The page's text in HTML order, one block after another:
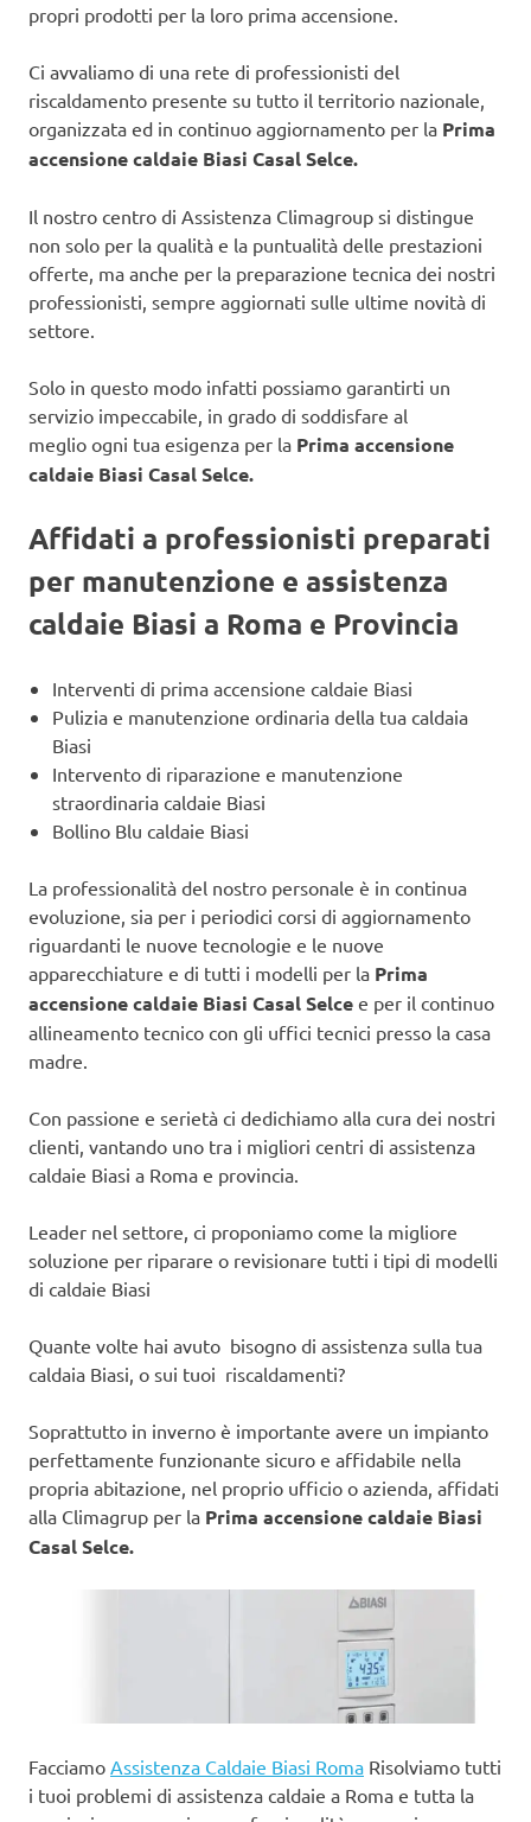
propri prodotti per la loro prima accensione.
Ci avvaliamo di una rete di professionisti del
riscaldamento presente su tutto il territorio nazionale,
organizzata ed in continuo aggiornamento per la Prima
accensione caldaie Biasi Casal Selce.
Il nostro centro di Assistenza Climagroup si distingue
non solo per la qualità e la puntualità delle prestazioni
offerte, ma anche per la preparazione tecnica dei nostri
professionisti, sempre aggiornati sulle ultime novità di
settore.
Solo in questo modo infatti possiamo garantirti un
servizio impeccabile, in grado di soddisfare al
meglio ogni tua esigenza per la Prima accensione
caldaie Biasi Casal Selce.
Affidati a professionisti preparati
per manutenzione e assistenza
caldaie Biasi a Roma e Provincia
Interventi di prima accensione caldaie Biasi
Pulizia e manutenzione ordinaria della tua caldaia
Biasi
Intervento di riparazione e manutenzione
straordinaria caldaie Biasi
Bollino Blu caldaie Biasi
La professionalità del nostro personale è in continua
evoluzione, sia per i periodici corsi di aggiornamento
riguardanti le nuove tecnologie e le nuove
apparecchiature e di tutti i modelli per la Prima
accensione caldaie Biasi Casal Selce e per il continuo
allineamento tecnico con gli uffici tecnici presso la casa
madre.
Con passione e serietà ci dedichiamo alla cura dei nostri
clienti, vantando uno tra i migliori centri di assistenza
caldaie Biasi a Roma e provincia.
Leader nel settore, ci proponiamo come la migliore
soluzione per riparare o revisionare tutti i tipi di modelli
di caldaie Biasi
Quante volte hai avuto bisogno di assistenza sulla tua
caldaia Biasi, o sui tuoi riscaldamenti?
Soprattutto in inverno è importante avere un impianto
perfettamente funzionante sicuro e affidabile nella
propria abitazione, nel proprio ufficio o azienda, affidati
alla Climagrup per la Prima accensione caldaie Biasi
Casal Selce.
Facciamo Assistenza Caldaie Biasi Roma Risolviamo tutti
i tuoi problemi di assistenza caldaie a Roma e tutta la